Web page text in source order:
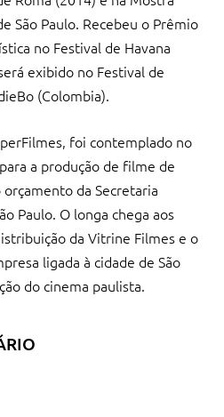
São Paulo. Recebeu o Prêmio
no Festival de Havana
exibido no Festival de
(Colombia).
foi contemplado no
a produção de filme de
da Secretaria
Paulo. O longa chega aos
da Vitrine Filmes e o
ligada à cidade de São
do cinema paulista.